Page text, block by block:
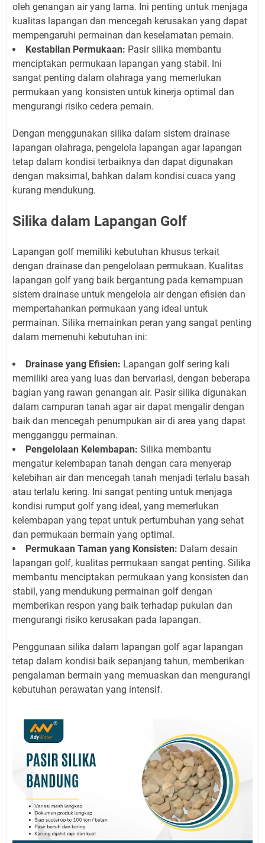
oleh genangan air yang lama. Ini penting untuk menjaga
kualitas lapangan dan mencegah kerusakan yang dapat
mempengaruhi permainan dan keselamatan pemain.
Kestabilan Permukaan: Pasir silika membantu
menciptakan permukaan lapangan yang stabil. Ini
sangat penting dalam olahraga yang memerlukan
permukaan yang konsisten untuk kinerja optimal dan
mengurangi risiko cedera pemain.
Dengan menggunakan silika dalam sistem drainase
lapangan olahraga, pengelola lapangan agar lapangan
tetap dalam kondisi terbaiknya dan dapat digunakan
dengan maksimal, bahkan dalam kondisi cuaca yang
kurang mendukung.
Silika dalam Lapangan Golf
Lapangan golf memiliki kebutuhan khusus terkait
dengan drainase dan pengelolaan permukaan. Kualitas
lapangan golf yang baik bergantung pada kemampuan
sistem drainase untuk mengelola air dengan efisien dan
mempertahankan permukaan yang ideal untuk
permainan. Silika memainkan peran yang sangat penting
dalam memenuhi kebutuhan ini:
Drainase yang Efisien: Lapangan golf sering kali
memiliki area yang luas dan bervariasi, dengan beberapa
bagian yang rawan genangan air. Pasir silika digunakan
dalam campuran tanah agar air dapat mengalir dengan
baik dan mencegah penumpukan air di area yang dapat
mengganggu permainan.
Pengelolaan Kelembapan: Silika membantu
mengatur kelembapan tanah dengan cara menyerap
kelebihan air dan mencegah tanah menjadi terlalu basah
atau terlalu kering. Ini sangat penting untuk menjaga
kondisi rumput golf yang ideal, yang memerlukan
kelembapan yang tepat untuk pertumbuhan yang sehat
dan permukaan bermain yang optimal.
Permukaan Taman yang Konsisten: Dalam desain
lapangan golf, kualitas permukaan sangat penting. Silika
membantu menciptakan permukaan yang konsisten dan
stabil, yang mendukung permainan golf dengan
memberikan respon yang baik terhadap pukulan dan
mengurangi risiko kerusakan pada lapangan.
Penggunaan silika dalam lapangan golf agar lapangan
tetap dalam kondisi baik sepanjang tahun, memberikan
pengalaman bermain yang memuaskan dan mengurangi
kebutuhan perawatan yang intensif.